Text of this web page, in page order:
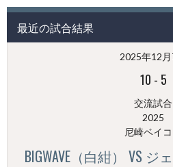
投
（月
最近の試合結果
2025年12月
10 - 5
交流試合
2025
尼崎ベイ
BIGWAVE（白紺） VS